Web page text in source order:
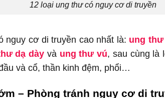
12 loại ung thư có nguy cơ di truyền
nguy cơ di truyền cao nhất là: ung
dạ dày và ung thư vú, sau cùng là
và cổ, thần kinh đệm, phổi…
– Phòng tránh nguy cơ di